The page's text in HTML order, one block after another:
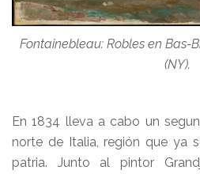
Fontainebleau: Robles en Bas-
(NY).
En 1834 lleva a cabo un
norte de Italia, región que ya
patria. Junto al pintor